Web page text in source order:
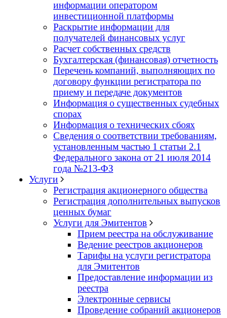
информации оператором
инвестиционной платформы
Раскрытие информации для
получателей финансовых услуг
Расчет собственных средств
Бухгалтерская (финансовая) отчетность
Перечень компаний, выполняющих по
договору функции регистратора по
приему и передаче документов
Информация о существенных судебных
спорах
Информация о технических сбоях
Сведения о соответствии требованиям,
установленным частью 1 статьи 2.1
Федерального закона от 21 июля 2014
года №213-ФЗ
Услуги
Регистрация акционерного общества
Регистрация дополнительных выпусков
ценных бумаг
Услуги для Эмитентов
Прием реестра на обслуживание
Ведение реестров акционеров
Тарифы на услуги регистратора
для Эмитентов
Предоставление информации из
реестра
Электронные сервисы
Проведение собраний акционеров